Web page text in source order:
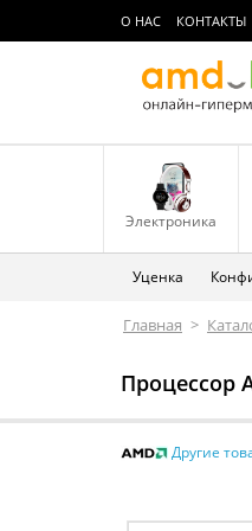
О НАС КОНТАКТЫ
Электроника
Уценка
Главная >
Процессор
Другие